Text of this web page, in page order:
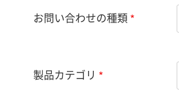
お問い合わせの種類
製品カテゴリ